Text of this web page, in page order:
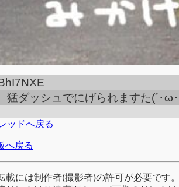
猛ダッシュでにげられますた(´･ω
ッドへ戻る
へ戻る
載には制作者(撮影者)の許可が必要です